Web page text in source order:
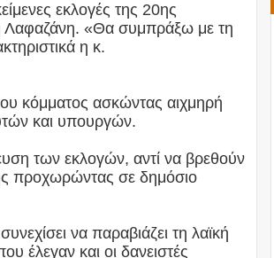
εκλογές της 20ης
Λαφαζάνη. «Θα συμπράξω με τη
η κ.
κόμματος ασκώντας αιχμηρή
και υπουργών.
των εκλογών, αντί να βρεθούν
προχωρώντας σε δημόσιο
να παραβιάζει τη λαϊκή
έλεγαν και οι δανειστές